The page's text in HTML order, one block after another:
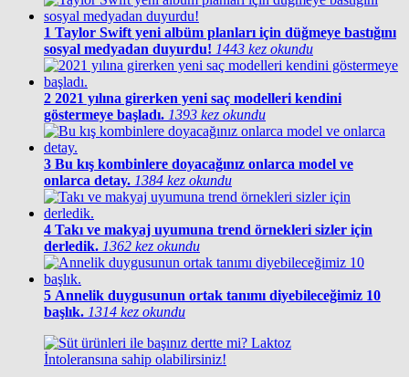
1 Taylor Swift yeni albüm planları için düğmeye bastığını
sosyal medyadan duyurdu! 1443 kez okundu
2 2021 yılına girerken yeni saç modelleri kendini
göstermeye başladı. 1393 kez okundu
3 Bu kış kombinlere doyacağınız onlarca model ve
onlarca detay. 1384 kez okundu
4 Takı ve makyaj uyumuna trend örnekleri sizler için
derledik. 1362 kez okundu
5 Annelik duygusunun ortak tanımı diyebileceğimiz 10
başlık. 1314 kez okundu